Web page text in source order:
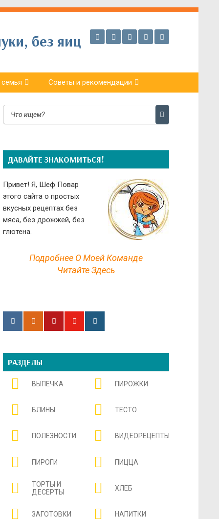
без яиц
Советы и рекомендации
ДАВАЙТЕ ЗНАКОМИТЬСЯ!
Привет! Я, Шеф Повар
этого сайта о простых
вкусных рецептах без
мяса, без дрожжей, без
глютена.
Подробнее О Моей Команде
Читайте Здесь
РАЗДЕЛЫ
ВЫПЕЧКА ПИРОЖКИ
БЛИНЫ ТЕСТО
ПОЛЕЗНОСТИ ВИДЕОРЕЦЕПТЫ
ПИРОГИ ПИЦЦА
ТОРТЫ И
ДЕСЕРТЫ
ХЛЕБ
ЗАГОТОВКИ НАПИТКИ